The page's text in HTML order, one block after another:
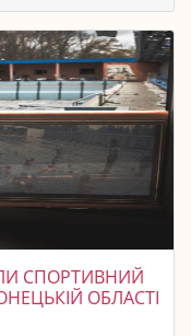
СПОРТИВНИЙ
ОБЛАСТІ